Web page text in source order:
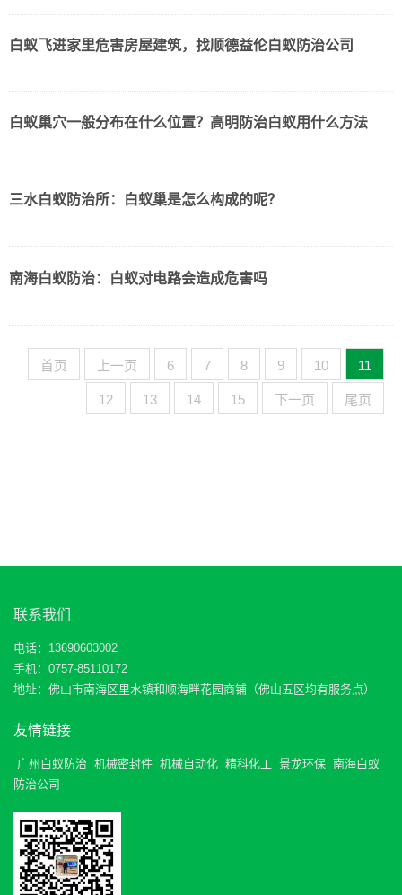
白蚁飞进家里危害房屋建筑，找顺德益伦白蚁防治公司
白蚁巢穴一般分布在什么位置？高明防治白蚁用什么方法
三水白蚁防治所：白蚁巢是怎么构成的呢？
南海白蚁防治：白蚁对电路会造成危害吗
首页 上一页 6 7 8 9 10 11
12 13 14 15 下一页 尾页
联系我们
电话：13690603002
手机：0757-85110172
地址：佛山市南海区里水镇和顺海畔花园商铺（佛山五区均有服务点）
友情链接
广州白蚁防治 机械密封件 机械自动化 精科化工 景龙环保 南海白蚁
防治公司